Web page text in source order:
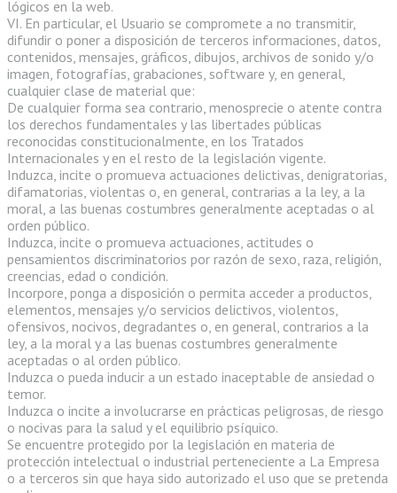
lógicos en la web.
VI. En particular, el Usuario se compromete a no transmitir,
difundir o poner a disposición de terceros informaciones, datos,
contenidos, mensajes, gráficos, dibujos, archivos de sonido y/o
imagen, fotografías, grabaciones, software y, en general,
cualquier clase de material que:
De cualquier forma sea contrario, menosprecie o atente contra
los derechos fundamentales y las libertades públicas
reconocidas constitucionalmente, en los Tratados
Internacionales y en el resto de la legislación vigente.
Induzca, incite o promueva actuaciones delictivas, denigratorias,
difamatorias, violentas o, en general, contrarias a la ley, a la
moral, a las buenas costumbres generalmente aceptadas o al
orden público.
Induzca, incite o promueva actuaciones, actitudes o
pensamientos discriminatorios por razón de sexo, raza, religión,
creencias, edad o condición.
Incorpore, ponga a disposición o permita acceder a productos,
elementos, mensajes y/o servicios delictivos, violentos,
ofensivos, nocivos, degradantes o, en general, contrarios a la
ley, a la moral y a las buenas costumbres generalmente
aceptadas o al orden público.
Induzca o pueda inducir a un estado inaceptable de ansiedad o
temor.
Induzca o incite a involucrarse en prácticas peligrosas, de riesgo
o nocivas para la salud y el equilibrio psíquico.
Se encuentre protegido por la legislación en materia de
protección intelectual o industrial perteneciente a La Empresa
o a terceros sin que haya sido autorizado el uso que se pretenda